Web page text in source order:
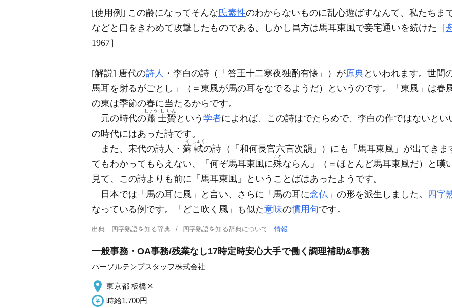
[使用例] この齢になってそんな 氏素性のわからないものに乱心遊ばすなんて、私たちま
などと口をきわめて攻撃したものである。しかし昌方は馬耳東風で妾宅通いを続けた［
1967］
[解説] 唐代の詩人 ・李白の詩（「答王十二寒夜独酌有懐」）が原典といわれます。世間
馬耳を射るがごとし」（＝東風が馬の耳をなでるようだ）というのです。「東風」は春
の東は季節の春に当たるからです。
元の時代の蕭
しょう
士
し
贇
いん
という 学者によれば、この詩はでたらめで、李白の作ではないと
の時代にはあった詩です。
また、宋代の詩人・ 蘇
そ
軾
しょく
の詩（「和何長官六言次韻」）にも「馬耳東風」が出てき
てもわかってもらえない、「何ぞ馬耳東風に殊
こと
ならん」（＝ほとんど馬耳東風だ）と嘆
見て、この詩よりも前に「馬耳東風」ということばはあったようです。
日本では「馬の耳に風」と言い、さらに「馬の耳に念仏 」の形を派生しました。
四字
なっている例です。「どこ吹く風」も似た意味の慣用句です。
出典 四字熟語を知る辞典 四字熟語を知る辞典について情報
一般事務・OA事務/残業なし17時定時安心大手で働く調理補助&事務
パーソルテンプスタッフ株式会社
東京都 板橋区
時給1,700円